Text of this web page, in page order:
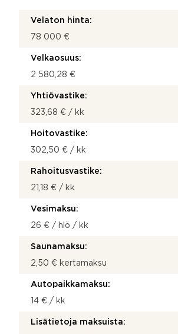
Velaton hinta:
78 000 €
Velkaosuus:
2 580,28 €
Yhtiövastike:
323,68 € / kk
Hoitovastike:
302,50 € / kk
Rahoitusvastike:
21,18 € / kk
Vesimaksu:
26 € / hlö / kk
Saunamaksu:
2,50 € kertamaksu
Autopaikkamaksu:
14 € / kk
Lisätietoja maksuista: